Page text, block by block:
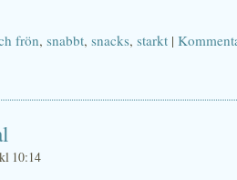
frön, snabbt, snacks, starkt |
10:14